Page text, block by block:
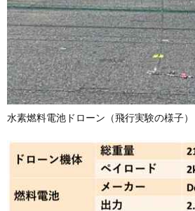
水素燃料電池ドローン（飛行実験の様子）